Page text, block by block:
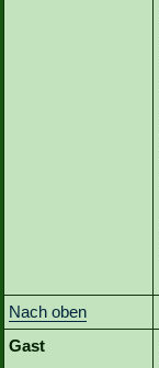
Nach oben
Gast